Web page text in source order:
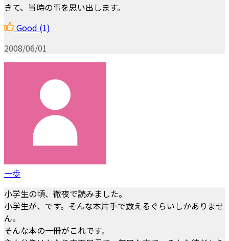
きて、当時の事を思い出します。
Good (1)
2008/06/01
一歩
小学生の頃、徹夜で読みました。
小学生が、です。そんな本片手で数えるぐらいしかありませ
ん。
そんな本の一冊がこれです。